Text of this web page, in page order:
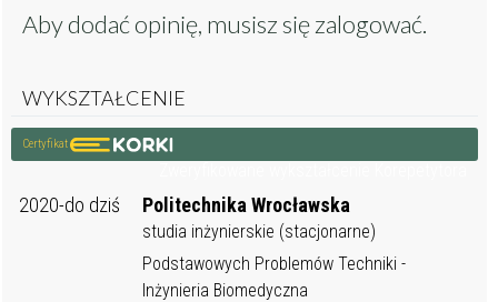
Aby dodać opinię, musisz sięzalogować.
WYKSZTAŁCENIE
Certyfikat
2020-do dziś Politechnika Wrocławska
studia inżynierskie (stacjonarne)
Podstawowych Problemów Techniki -
Inżynieria Biomedyczna